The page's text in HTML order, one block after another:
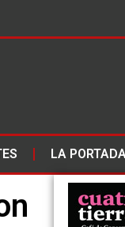
LA